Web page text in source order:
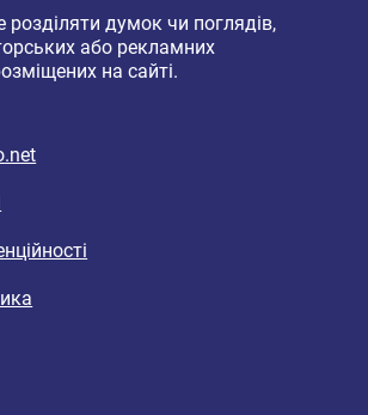
думок чи поглядів,
або рекламних
на сайті.